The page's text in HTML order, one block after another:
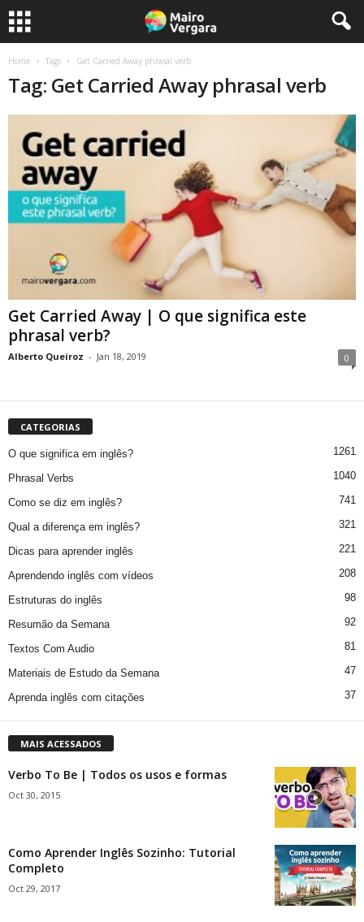
Home Tags Get Carried Away phrasal verb
Tag: Get Carried Away phrasal verb
Get Carried Away | O que significa este
phrasal verb?
Alberto Queiroz - Jan 18, 2019 0
CATEGORIAS
O que significa em inglês? 1261
Phrasal Verbs 1040
Como se diz em inglês? 741
Qual a diferença em inglês? 321
Dicas para aprender inglês 221
Aprendendo inglês com vídeos 208
Estruturas do inglês 98
Resumão da Semana 92
Textos Com Audio 81
Materiais de Estudo da Semana 47
Aprenda inglês com citações 37
MAIS ACESSADOS
Verbo To Be | Todos os usos e formas
Oct 30, 2015
Como Aprender Inglês Sozinho: Tutorial
Completo
Oct 29, 2017